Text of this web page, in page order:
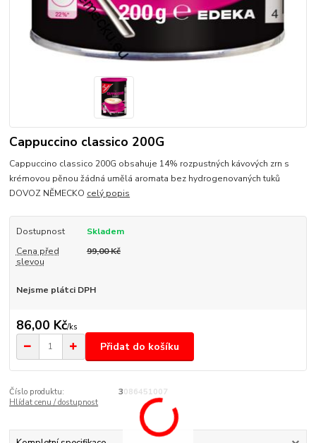
Cappuccino classico 200G
Cappuccino classico 200G obsahuje 14% rozpustných kávových zrn s
krémovou pěnou žádná umělá aromata bez hydrogenovaných tuků
DOVOZ NĚMECKO celý popis
Dostupnost
Skladem
Cena před
slevou
99,00 Kč
Nejsme plátci DPH
86,00 Kč/ks
Přidat do košíku
Číslo produktu:
3086451007
Hlídat cenu / dostupnost